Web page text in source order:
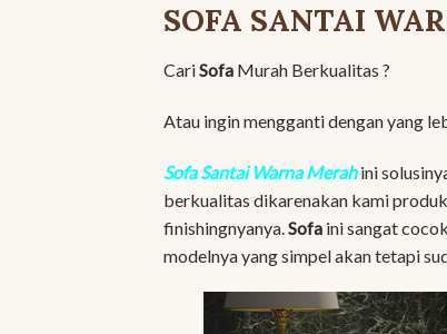
SOFA SANTAI
CariSofa Murah Berkualitas ?
Atau ingin mengganti dengan yang
Sofa Santai Warna Merahini
berkualitas dikarenakan kami
finishingnyanya. Sofa ini sangat
modelnya yang simpel akan tetapi